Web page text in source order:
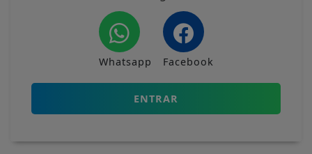
Whatsapp Facebook
ENTRAR